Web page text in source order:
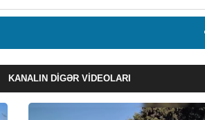
KANALIN DIGƏR VIDEOLARI